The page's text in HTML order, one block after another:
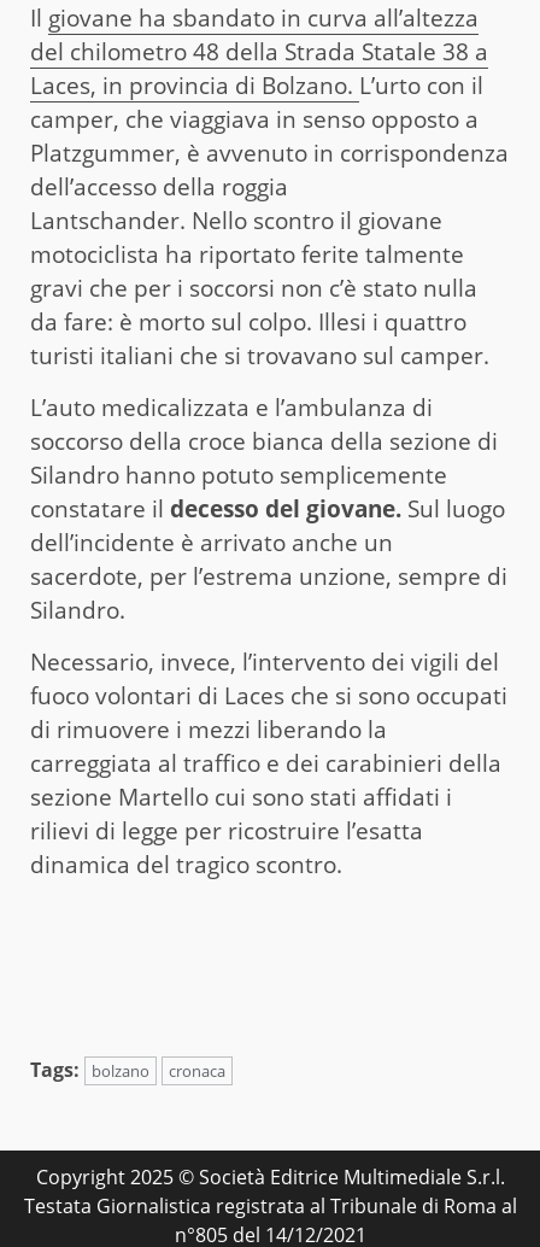
Il giovane ha sbandato in curva all’altezza
del chilometro 48 della Strada Statale 38 a
Laces, in provincia di Bolzano. L’urto con il
camper, che viaggiava in senso opposto a
Platzgummer, è avvenuto in corrispondenza
dell’accesso della roggia
Lantschander. Nello scontro il giovane
motociclista ha riportato ferite talmente
gravi che per i soccorsi non c’è stato nulla
da fare: è morto sul colpo. Illesi i quattro
turisti italiani che si trovavano sul camper.
L’auto medicalizzata e l’ambulanza di
soccorso della croce bianca della sezione di
Silandro hanno potuto semplicemente
constatare il decesso del giovane. Sul luogo
dell’incidente è arrivato anche un
sacerdote, per l’estrema unzione, sempre di
Silandro.
Necessario, invece, l’intervento dei vigili del
fuoco volontari di Laces che si sono occupati
di rimuovere i mezzi liberando la
carreggiata al traffico e dei carabinieri della
sezione Martello cui sono stati affidati i
rilievi di legge per ricostruire l’esatta
dinamica del tragico scontro.
Tags: bolzano cronaca
Copyright 2025 © Società Editrice Multimediale S.r.l.
Testata Giornalistica registrata al Tribunale di Roma al
n°805 del 14/12/2021